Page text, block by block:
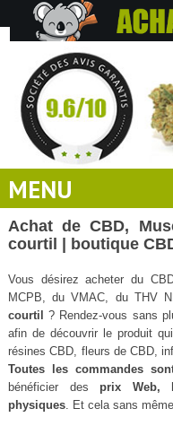
MENU
Achat de CBD,
courtil | boutique
Vous désirez acheter du
MCPB, du VMAC, du THV
courtil
? Rendez-vous sans
afin de découvrir le produit
résines CBD, fleurs de CBD,
Toutes les commandes
bénéficier des prix Web,
physiques. Et cela sans